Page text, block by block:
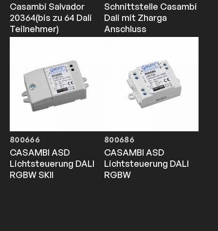
Casambi Salvador
20364(bis zu 64 Dali
Teilnehmer)
Schnittstelle Casambi
Dali mit Zharga
Anschluss
800666
CASAMBI ASD
Lichtsteuerung DALI
RGBW SKII
800686
CASAMBI ASD
Lichtsteuerung DALI
RGBW